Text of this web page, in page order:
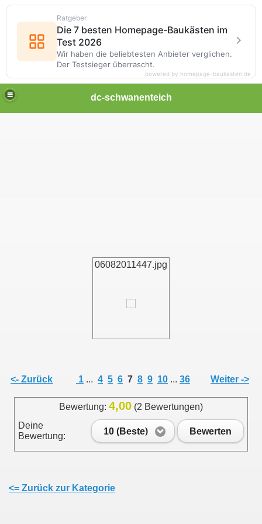
dc-schwanenteich
06082011447.jpg
<- Zurück 1 ... 4 5 6 7 8 9 10 ... 36 Weiter ->
Bewertung: 4,00 (2 Bewertungen)
Deine
Bewertung:
10 (Beste) Bewerten
<= Zurück zur Kategorie
Ratgeber
Die 7 besten Homepage-Baukästen im
Test 2026
Wir haben die beliebtesten Anbieter verglichen.
Der Testsieger überrascht.
powered by homepage-baukasten.de